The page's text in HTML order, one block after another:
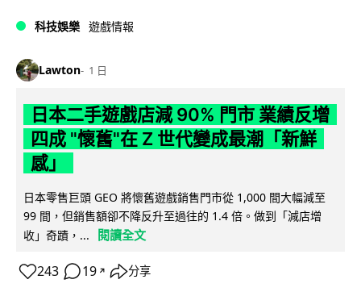
科技娛樂 遊戲情報
Lawton 1 日
日本二手遊戲店減 90% 門市 業績反增
四成 "懷舊"在 Z 世代變成最潮「新鮮
感」
日本零售巨頭 GEO 將懷舊遊戲銷售門市從 1,000 間大幅減至
99 間，但銷售額卻不降反升至過往的 1.4 倍。做到「減店增
收」奇蹟，...
閱讀全文
243 19 ↗ 分享